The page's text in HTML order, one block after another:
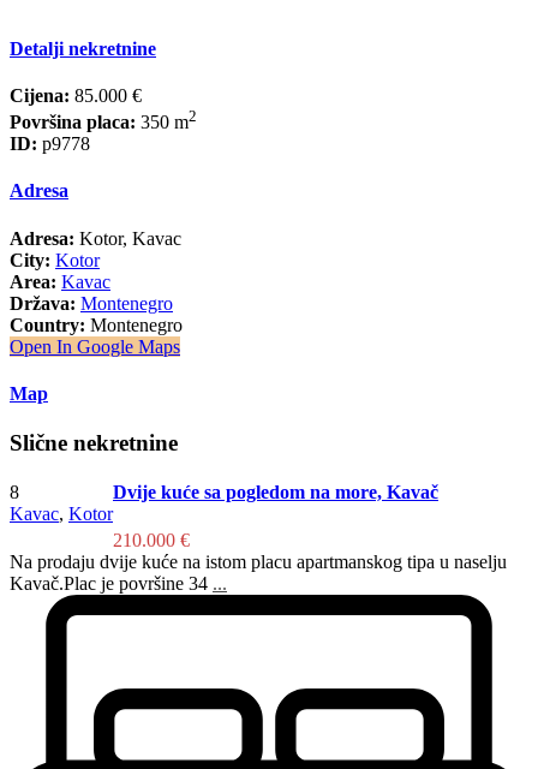
Detalji nekretnine
Cijena: 85.000 €
Površina placa: 350 m2
ID: p9778
Adresa
Adresa: Kotor, Kavac
City: Kotor
Area: Kavac
Država: Montenegro
Country: Montenegro
Open In Google Maps
Map
Slične nekretnine
8
Kavac, Kotor
Dvije kuće sa pogledom na more, Kavač
210.000 €
Na prodaju dvije kuće na istom placu apartmanskog tipa u naselju
Kavač.Plac je površine 34 ...